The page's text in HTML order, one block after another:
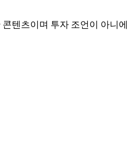
텐츠이며 투자 조언이 아니